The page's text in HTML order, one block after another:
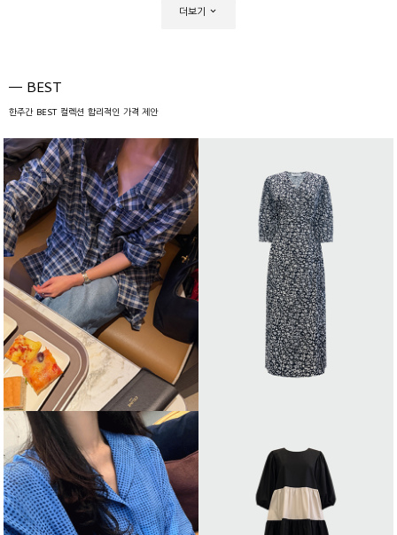
더보기
BEST
한주간 BEST 컬렉션 합리적인 가격 제안